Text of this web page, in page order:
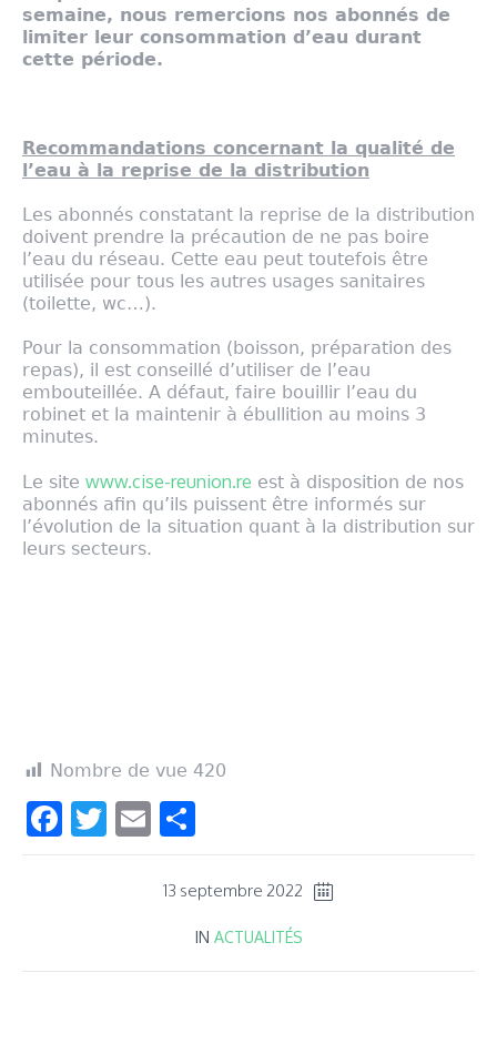
semaine, nous remercions nos abonnés de
limiter leur consommation d’eau durant
cette période.
Recommandations concernant la qualité de
l’eau à la reprise de la distribution
Les abonnés constatant la reprise de la distribution
doivent prendre la précaution de ne pas boire
l’eau du réseau. Cette eau peut toutefois être
utilisée pour tous les autres usages sanitaires
(toilette, wc…).
Pour la consommation (boisson, préparation des
repas), il est conseillé d’utiliser de l’eau
embouteillée. A défaut, faire bouillir l’eau du
robinet et la maintenir à ébullition au moins 3
minutes.
Le site www.cise-reunion.re est à disposition de nos
abonnés afin qu’ils puissent être informés sur
l’évolution de la situation quant à la distribution sur
leurs secteurs.
Nombre de vue 420
Facebook
Twitter
Email
13 septembre 2022
IN ACTUALITÉS